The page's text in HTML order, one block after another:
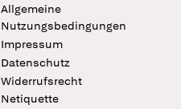
Allgemeine
Nutzungsbedingungen
Impressum
Datenschutz
Widerrufsrecht
Netiquette